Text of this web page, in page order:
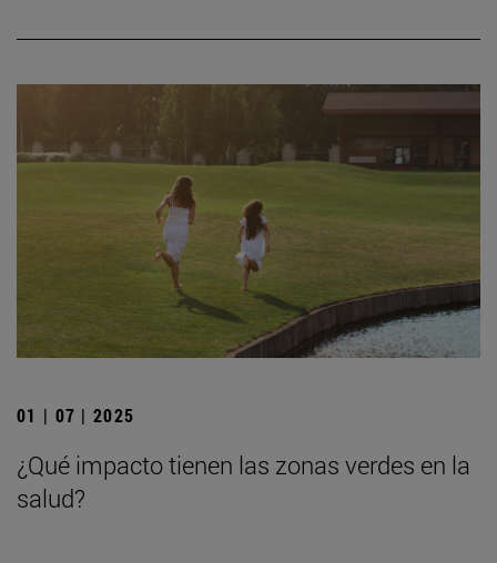
01 | 07 | 2025
¿Qué impacto tienen las zonas verdes en la
salud?